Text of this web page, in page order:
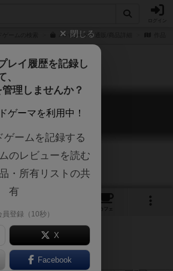
ババカードの通販/商品詳細
ババカード
Baba cards
カフェ
閉じる
レイ履歴を記録し
、
理しませんか？
ゲーマを利用中！
ゲームを記録する
のレビューを読む
・所有リストの共
有
登録（10秒）
X
Facebook